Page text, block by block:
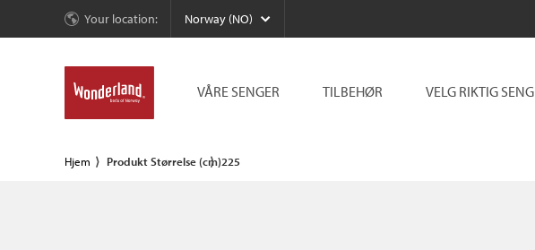
Your location: Norway (NO)
VÅRE SENGER TILBEHØR VELG RIKTIG SENG
Hjem Produkt Størrelse (cm)225